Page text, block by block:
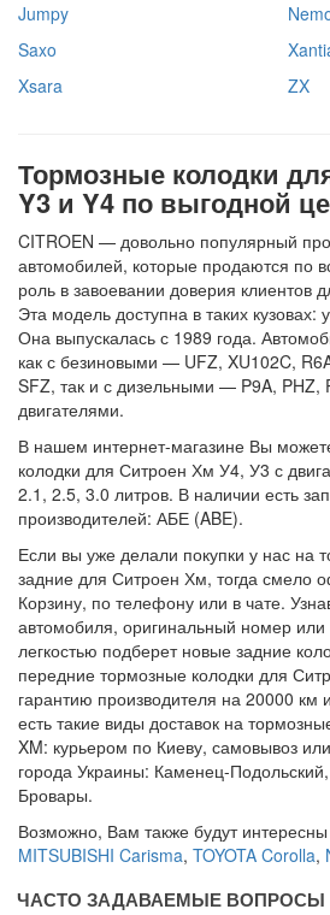
Jumpy
Saxo
Xsara
ZX
Тормозные колодки
Y3 и Y4 по выгодной
CITROEN — довольно популярный
автомобилей, которые продаются по
роль в завоевании доверия клиентов
Эта модель доступна в таких кузовах:
Она выпускалась с 1989 года.
как с безиновыми — UFZ, XU102C,
SFZ, так и с дизельными — P9A, PHZ,
двигателями.
В нашем интернет-магазине Вы
колодки для Ситроен Хм У4, У3 с
2.1, 2.5, 3.0 литров. В наличии есть
производителей: АБЕ (ABE).
Если вы уже делали покупки у нас на
задние для Ситроен Хм, тогда смело
Корзину, по телефону или в чате.
автомобиля, оригинальный номер или
легкостью подберет новые задние
передние тормозные колодки для
гарантию производителя на 20000 км
есть такие виды доставок на
XM: курьером по Киеву, самовывоз
города Украины: Каменец-
Бровары.
Возможно, Вам также будут интересны
MITSUBISHI Carisma, TOYOTA Corolla,
ЧАСТО ЗАДАВАЕМЫЕ ВОПРОСЫ